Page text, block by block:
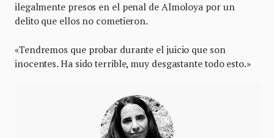
ilegalmente presos en el penal de Almoloya por un
delito que ellos no cometieron.
«Tendremos que probar durante el juicio que son
inocentes. Ha sido terrible, muy desgastante todo esto.»